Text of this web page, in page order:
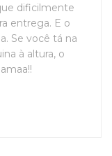
dificilmente
entrega. E o
Se você tá na
à altura, o